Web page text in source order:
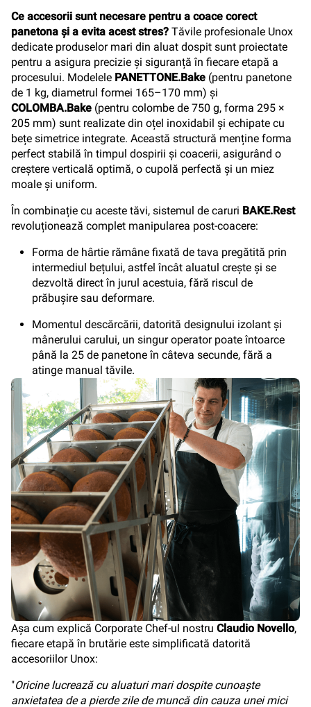
Ce accesorii sunt necesare pentru a coace corect
panetona și a evita acest stres? Tăvile profesionale Unox
dedicate produselor mari din aluat dospit sunt proiectate
pentru a asigura precizie și siguranță în fiecare etapă a
procesului. Modelele PANETTONE.Bake (pentru panetone
de 1 kg, diametrul formei 165–170 mm) și
COLOMBA.Bake (pentru colombe de 750 g, forma 295 ×
205 mm) sunt realizate din oțel inoxidabil și echipate cu
bețe simetrice integrate. Această structură menține forma
perfect stabilă în timpul dospirii și coacerii, asigurând o
creștere verticală optimă, o cupolă perfectă și un miez
moale și uniform.
În combinație cu aceste tăvi, sistemul de caruri BAKE.Rest
revoluționează complet manipularea post-coacere:
Forma de hârtie rămâne fixată de tava pregătită prin
intermediul bețului, astfel încât aluatul crește și se
dezvoltă direct în jurul acestuia, fără riscul de
prăbușire sau deformare.
Momentul descărcării, datorită designului izolant și
mânerului carului, un singur operator poate întoarce
până la 25 de panetone în câteva secunde, fără a
atinge manual tăvile.
Așa cum explică Corporate Chef-ul nostru Claudio Novello,
fiecare etapă în brutărie este simplificată datorită
accesoriilor Unox:
"Oricine lucrează cu aluaturi mari dospite cunoaște
anxietatea de a pierde zile de muncă din cauza unei mici